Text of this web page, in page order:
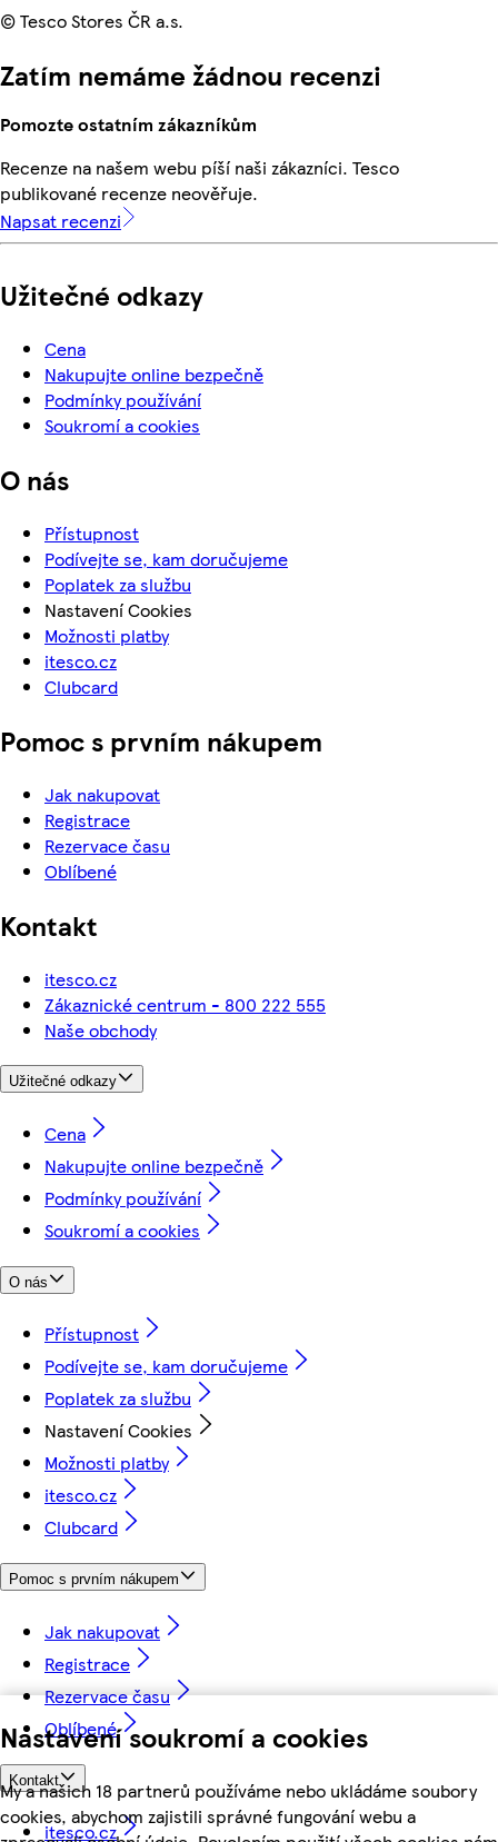
Nastavení soukromí a cookies
My a našich 18 partnerů používáme nebo ukládáme soubory
cookies, abychom zajistili správné fungování webu a
© Tesco Stores ČR a.s.
Zatím nemáme žádnou recenzi
Pomozte ostatním zákazníkům
Recenze na našem webu píší naši zákazníci. Tesco
publikované recenze neověřuje.
Napsat recenzi
Užitečné odkazy
Cena
Nakupujte online bezpečně
Podmínky používání
Soukromí a cookies
O nás
Přístupnost
Podívejte se, kam doručujeme
Poplatek za službu
Nastavení Cookies
Možnosti platby
itesco.cz
Clubcard
Pomoc s prvním nákupem
Jak nakupovat
Registrace
Rezervace času
Oblíbené
Kontakt
itesco.cz
Zákaznické centrum - 800 222 555
Naše obchody
Užitečné odkazy
Cena
Nakupujte online bezpečně
Podmínky používání
Soukromí a cookies
O nás
Přístupnost
Podívejte se, kam doručujeme
Poplatek za službu
Nastavení Cookies
Možnosti platby
itesco.cz
Clubcard
Pomoc s prvním nákupem
Jak nakupovat
Registrace
Rezervace času
Oblíbené
Kontakt
itesco.cz